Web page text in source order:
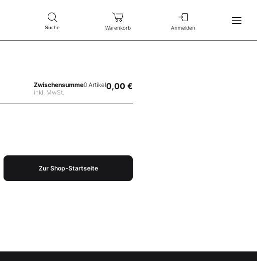
Suche Warenkorb Anmelden
Zwischensumme
inkl. MwSt.
0 Artikel0,00 €
Zur Shop-Startseite